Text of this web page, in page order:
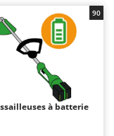
à batterie
90